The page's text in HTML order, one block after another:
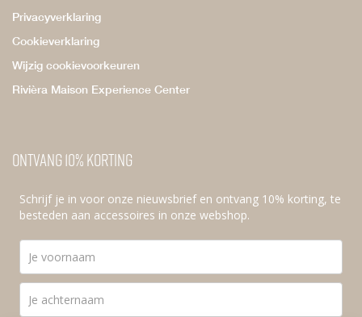
Privacyverklaring
Cookieverklaring
Wijzig cookievoorkeuren
Rivièra Maison Experience Center
Ontvang 10% korting
Schrijf je in voor onze nieuwsbrief en ontvang 10% korting, te
besteden aan accessoires in onze webshop.